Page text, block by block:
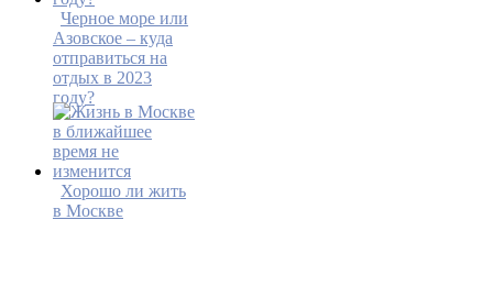
Черное море или
Азовское – куда
отправиться на
отдых в 2023
году?
Хорошо ли жить
в Москве